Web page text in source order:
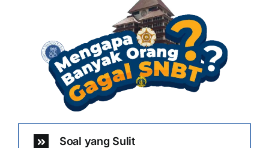
Soal yang Sulit